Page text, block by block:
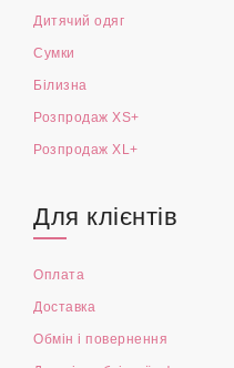
Дитячий одяг
Сумки
Білизна
Розпродаж XS+
Розпродаж XL+
Для клієнтів
Оплата
Доставка
Обмін і повернення